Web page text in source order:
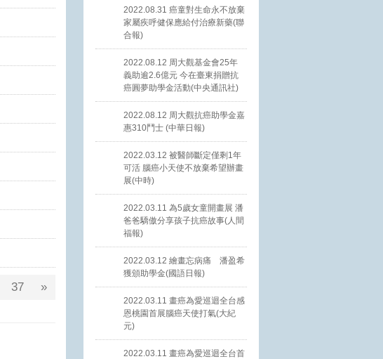
37 »
2022.08.31 癌童對生命永不放棄
家屬疾呼健保應給付治療新藥(聯
合報)
2022.08.12 周大觀基金會25年
義助逾2.6億元 今在臺東捐贈抗
癌圓夢助學金活動(中央通訊社)
2022.08.12 周大觀抗癌助學金嘉
惠310鬥士 (中華日報)
2022.03.12 被醫師斷定僅剩1年
可活 腦癌小天使不放棄希望辦畫
展(中時)
2022.03.11 為5歲女童開畫展 潘
爸爸驕傲分享孩子抗癌故事(人間
福報)
2022.03.12 繪畫忘病痛 潘盈希
獲頒助學金(國語日報)
2022.03.11 畫癌為愛巡迴全台感
恩桃園首展腦癌天使打氣(大紀
元)
2022.03.11 畫癌為愛巡迴全台首